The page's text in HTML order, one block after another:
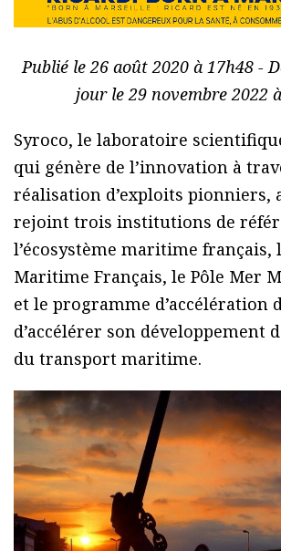
Publié le 26 août 2020 à 17h48 -
jour le 29 novembre 2022
Syroco, le laboratoire
qui génère de l’innovation à
réalisation d’exploits pionniers,
rejoint trois institutions de
l’écosystème maritime français,
Maritime Français, le Pôle Mer
et le programme d’accélération
d’accélérer son développement
du transport maritime.